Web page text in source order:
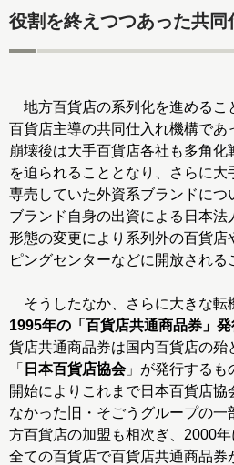
役割を終えつつあった共同
地方百貨店の系列化を進めるこ
百貨店主導の共同仕入れ機構であ
崩壊後は大手百貨店各社も多角化
を迫られることとなり、さらに大
専売していた外資系ブランドにつ
ブランド自身の出資による日本法
形態の変更により系列外の百貨店
ピングセンターなどに開放される
そうしたなか、さらに大きな転
1995年の「百貨店共通商品券」
貨店共通商品券は国内百貨店の殆
「 日本百貨店協会」が発行するも
開始によりこれまで日本百貨店協
なかった旧・そごうグループの一
方百貨店の加盟も相次ぎ、2000
全ての百貨店で百貨店共通商品券